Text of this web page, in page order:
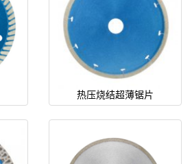
热压烧结超薄锯片